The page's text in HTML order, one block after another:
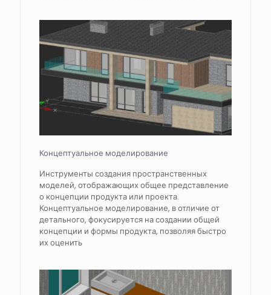
Концептуальное моделирование
Инструменты создания пространственных
моделей, отображающих общее представление
о концепции продукта или проекта.
Концептуальное моделирование, в отличие от
детального, фокусируется на создании общей
концепции и формы продукта, позволяя быстро
их оценить